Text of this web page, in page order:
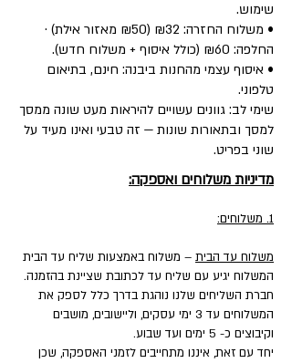
שימוש.
• משלוח החזרה: ₪32 (₪50 מאזור אילת) ·
החלפה: ₪60 (כולל איסוף + משלוח חדש).
• איסוף עצמי מהחנות ביבנה: חינם, בתיאום
טלפוני.
שימי לב: גוונים עשויים להיראות מעט שונה ממסך
למסך ובתאורות שונות — זה טבעי ואינו מעיד על
שוני בפריט.
מדיניות משלוחים ואספקה:
1. משלוחים:
משלוח עד הבית – משלוח באמצעות שליח עד הבית
המשלוח יגיע עם שליח עד לכתובת שציינת בהזמנה.
חברת השליחים שלנו נוהגת בדרך כלל לספק את
המשלוחים עד 3 ימי עסקים, וליישובים, מושבים
וקיבוצים כ- 5 ימים ועד שבוע.
יחד עם זאת, איננו מתחייבים לזמני האספקה, שכן